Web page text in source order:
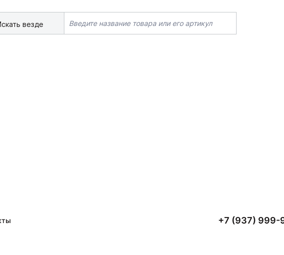
везде
+7 (937) 999-